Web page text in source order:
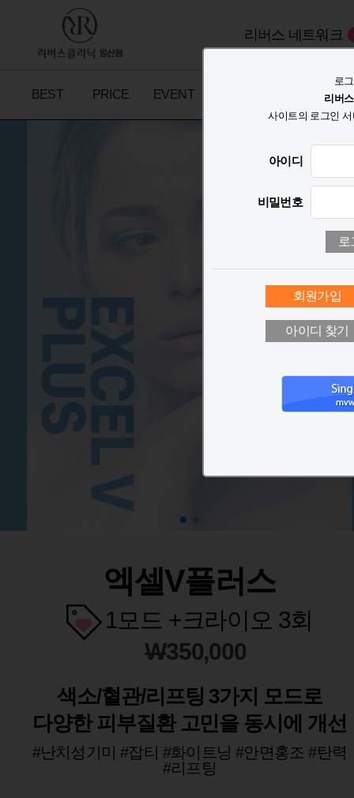
로
리버
사이트의 로그인
아이디
비밀번호
BEST PRICE EVENT
리버스 네트워크
엑셀V플러스
1모드 +크라이오 3회
W350,000
색소/혈관/리프팅 3가지 모드로
다양한 피부질환 고민을 동시에 개선
#난치성기미 #잡티 #화이트닝 #안면홍조 #탄력
#리프팅